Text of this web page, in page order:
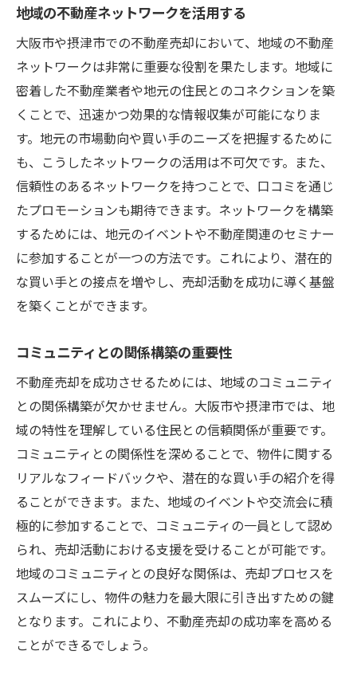
地域の不動産ネットワークを活用する
大阪市や摂津市での不動産売却において、地域の不動産
ネットワークは非常に重要な役割を果たします。地域に
密着した不動産業者や地元の住民とのコネクションを築
くことで、迅速かつ効果的な情報収集が可能になりま
す。地元の市場動向や買い手のニーズを把握するために
も、こうしたネットワークの活用は不可欠です。また、
信頼性のあるネットワークを持つことで、口コミを通じ
たプロモーションも期待できます。ネットワークを構築
するためには、地元のイベントや不動産関連のセミナー
に参加することが一つの方法です。これにより、潜在的
な買い手との接点を増やし、売却活動を成功に導く基盤
を築くことができます。
コミュニティとの関係構築の重要性
不動産売却を成功させるためには、地域のコミュニティ
との関係構築が欠かせません。大阪市や摂津市では、地
域の特性を理解している住民との信頼関係が重要です。
コミュニティとの関係性を深めることで、物件に関する
リアルなフィードバックや、潜在的な買い手の紹介を得
ることができます。また、地域のイベントや交流会に積
極的に参加することで、コミュニティの一員として認め
られ、売却活動における支援を受けることが可能です。
地域のコミュニティとの良好な関係は、売却プロセスを
スムーズにし、物件の魅力を最大限に引き出すための鍵
となります。これにより、不動産売却の成功率を高める
ことができるでしょう。